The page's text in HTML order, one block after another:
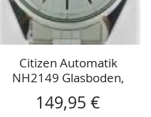
Citizen Automatik
NH2149 Glasboden,
silberfarbenes
Zifferblatt.
149,95 €